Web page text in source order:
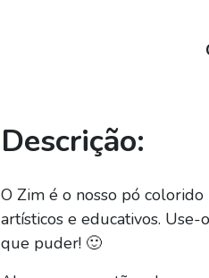
Descrição:
O Zim é o nosso pó
artísticos e educativos.
que puder! 🙂